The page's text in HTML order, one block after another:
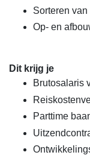
Sorteren
Op- en
Dit krijg je
Brutosalaris
Parttime